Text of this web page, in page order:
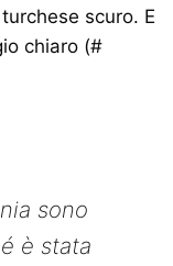
scuro. E
chiaro (#
sono
è stata